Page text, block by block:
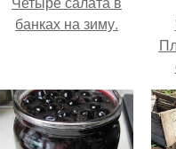
банках на зиму.